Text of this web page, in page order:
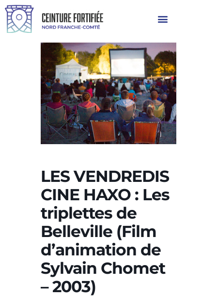
LES VENDREDIS
CINE HAXO : Les
triplettes de
Belleville (Film
d’animation de
Sylvain Chomet
– 2003)